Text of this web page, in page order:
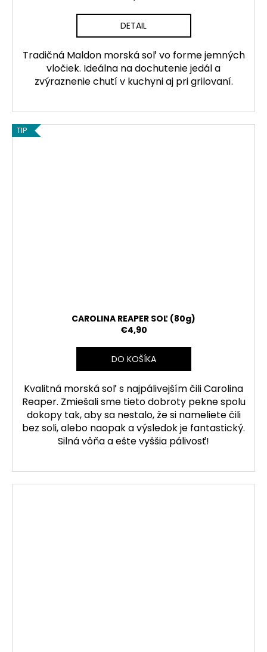
DETAIL
Tradičná Maldon morská soľ vo forme jemných
vločiek. Ideálna na dochutenie jedál a
zvýraznenie chutí v kuchyni aj pri grilovaní.
TIP
CAROLINA REAPER SOĽ (80g)
€4,90
DO KOŠÍKA
Kvalitná morská soľ s najpálivejším čili Carolina
Reaper. Zmiešali sme tieto dobroty pekne spolu
dokopy tak, aby sa nestalo, že si nameliete čili
bez soli, alebo naopak a výsledok je fantastický.
Silná vôňa a ešte vyššia pálivosť!